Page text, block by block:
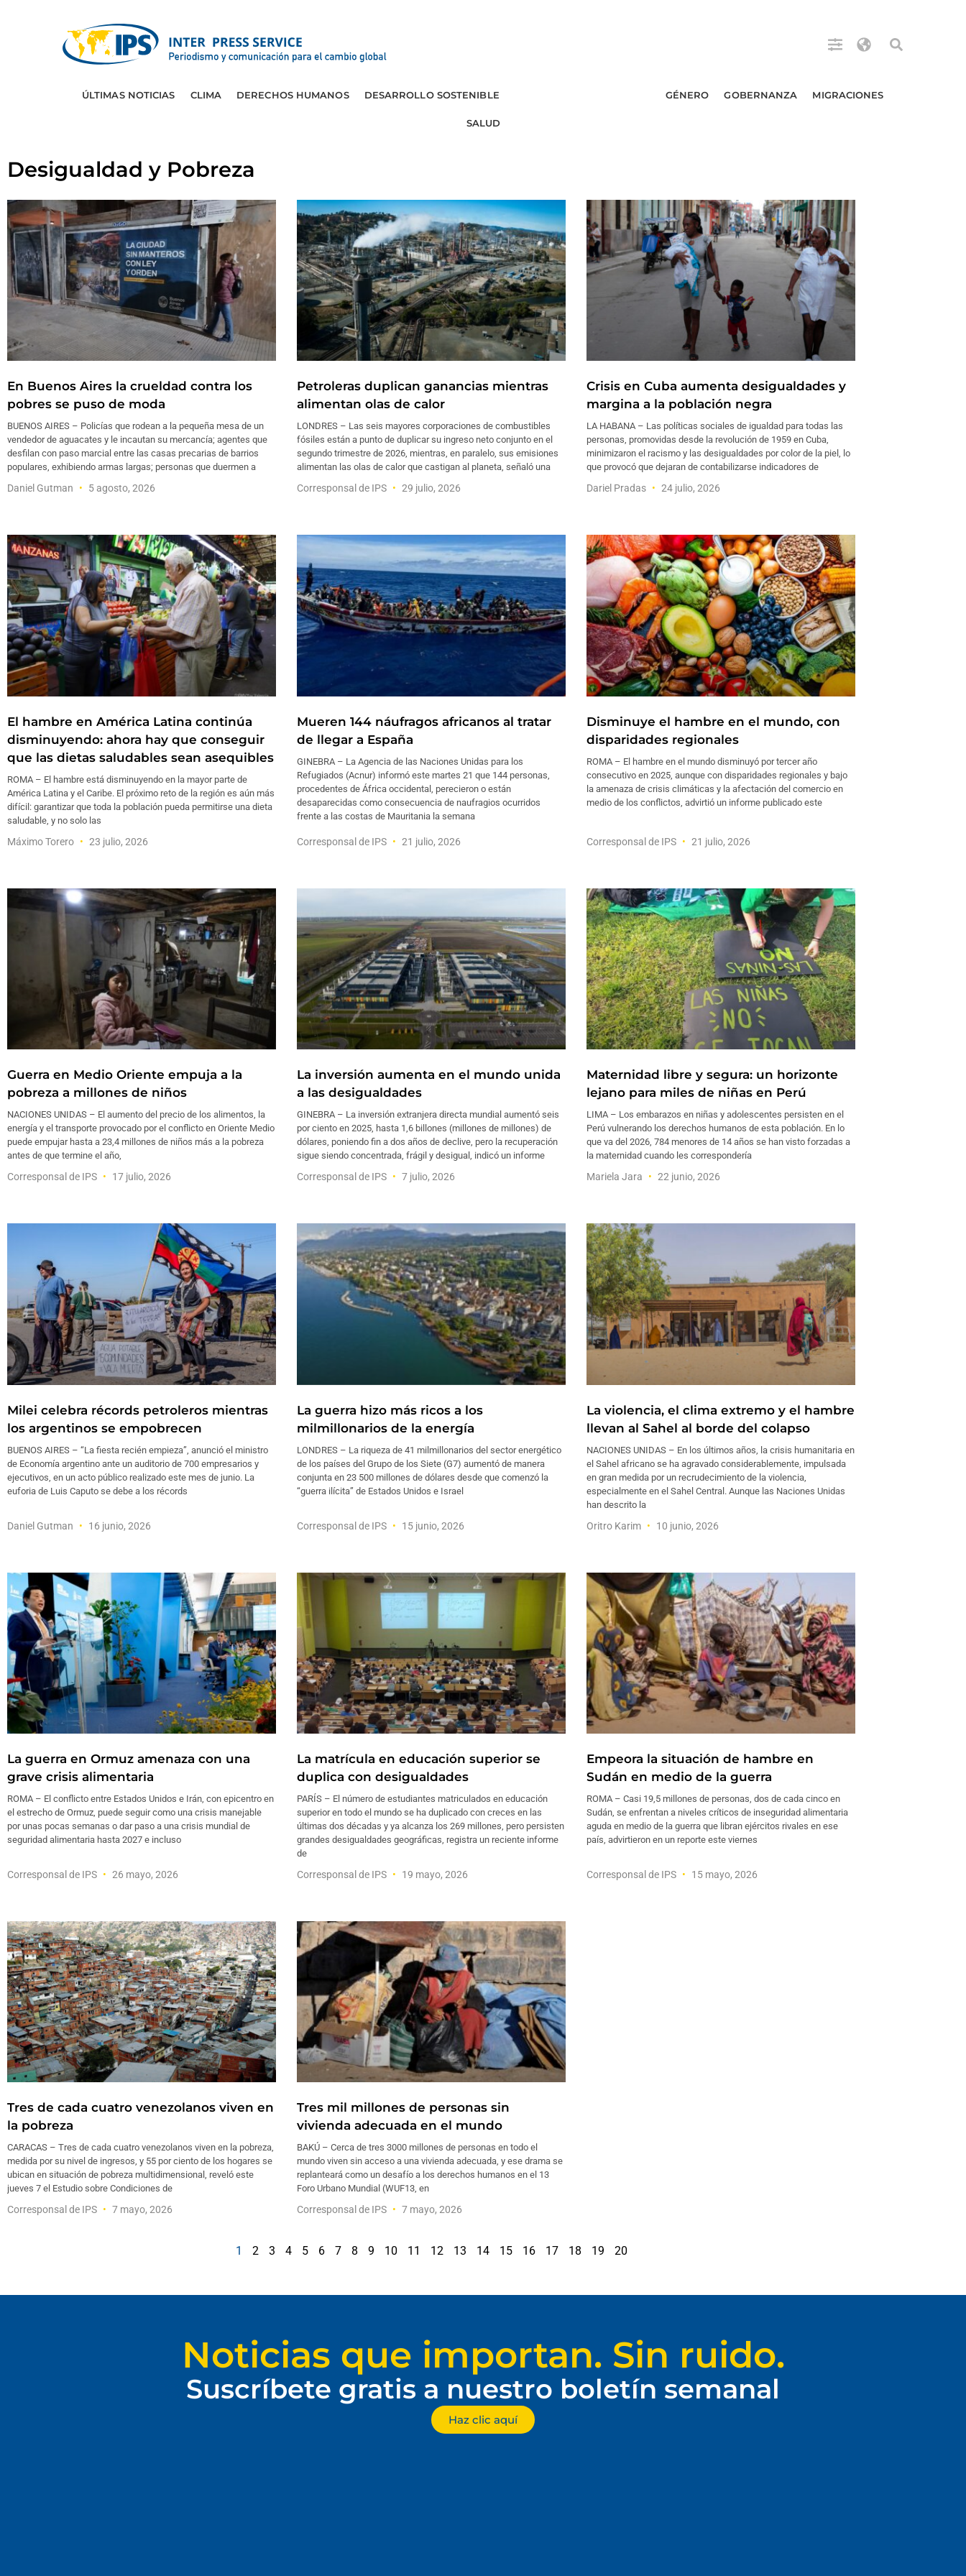
ÚLTIMAS NOTICIAS CLIMA DERECHOS HUMANOS DESARROLLO SOSTENIBLE GÉNERO GOBERNANZA MIGRACIONES
SALUD
Desigualdad y Pobreza
En Buenos Aires la crueldad contra los
pobres se puso de moda
BUENOS AIRES – Policías que rodean a la pequeña mesa de un
vendedor de aguacates y le incautan su mercancía; agentes que
desfilan con paso marcial entre las casas precarias de barrios
populares, exhibiendo armas largas; personas que duermen a
Daniel Gutman 5 agosto, 2026
Petroleras duplican ganancias mientras
alimentan olas de calor
LONDRES – Las seis mayores corporaciones de combustibles
fósiles están a punto de duplicar su ingreso neto conjunto en el
segundo trimestre de 2026, mientras, en paralelo, sus emisiones
alimentan las olas de calor que castigan al planeta, señaló una
Corresponsal de IPS 29 julio, 2026
Crisis en Cuba aumenta desigualdades y
margina a la población negra
LA HABANA – Las políticas sociales de igualdad para todas las
personas, promovidas desde la revolución de 1959 en Cuba,
minimizaron el racismo y las desigualdades por color de la piel, lo
que provocó que dejaran de contabilizarse indicadores de
Dariel Pradas 24 julio, 2026
El hambre en América Latina continúa
disminuyendo: ahora hay que conseguir
que las dietas saludables sean asequibles
ROMA – El hambre está disminuyendo en la mayor parte de
América Latina y el Caribe. El próximo reto de la región es aún más
difícil: garantizar que toda la población pueda permitirse una dieta
saludable, y no solo las
Máximo Torero 23 julio, 2026
Mueren 144 náufragos africanos al tratar
de llegar a España
GINEBRA – La Agencia de las Naciones Unidas para los
Refugiados (Acnur) informó este martes 21 que 144 personas,
procedentes de África occidental, perecieron o están
desaparecidas como consecuencia de naufragios ocurridos
frente a las costas de Mauritania la semana
Corresponsal de IPS 21 julio, 2026
Disminuye el hambre en el mundo, con
disparidades regionales
ROMA – El hambre en el mundo disminuyó por tercer año
consecutivo en 2025, aunque con disparidades regionales y bajo
la amenaza de crisis climáticas y la afectación del comercio en
medio de los conflictos, advirtió un informe publicado este
Corresponsal de IPS 21 julio, 2026
Guerra en Medio Oriente empuja a la
pobreza a millones de niños
NACIONES UNIDAS – El aumento del precio de los alimentos, la
energía y el transporte provocado por el conflicto en Oriente Medio
puede empujar hasta a 23,4 millones de niños más a la pobreza
antes de que termine el año,
Corresponsal de IPS 17 julio, 2026
La inversión aumenta en el mundo unida
a las desigualdades
GINEBRA – La inversión extranjera directa mundial aumentó seis
por ciento en 2025, hasta 1,6 billones (millones de millones) de
dólares, poniendo fin a dos años de declive, pero la recuperación
sigue siendo concentrada, frágil y desigual, indicó un informe
Corresponsal de IPS 7 julio, 2026
Maternidad libre y segura: un horizonte
lejano para miles de niñas en Perú
LIMA – Los embarazos en niñas y adolescentes persisten en el
Perú vulnerando los derechos humanos de esta población. En lo
que va del 2026, 784 menores de 14 años se han visto forzadas a
la maternidad cuando les correspondería
Mariela Jara 22 junio, 2026
Milei celebra récords petroleros mientras
los argentinos se empobrecen
BUENOS AIRES – “La fiesta recién empieza”, anunció el ministro
de Economía argentino ante un auditorio de 700 empresarios y
ejecutivos, en un acto público realizado este mes de junio. La
euforia de Luis Caputo se debe a los récords
Daniel Gutman 16 junio, 2026
La guerra hizo más ricos a los
milmillonarios de la energía
LONDRES – La riqueza de 41 milmillonarios del sector energético
de los países del Grupo de los Siete (G7) aumentó de manera
conjunta en 23 500 millones de dólares desde que comenzó la
“guerra ilícita” de Estados Unidos e Israel
Corresponsal de IPS 15 junio, 2026
La violencia, el clima extremo y el hambre
llevan al Sahel al borde del colapso
NACIONES UNIDAS – En los últimos años, la crisis humanitaria en
el Sahel africano se ha agravado considerablemente, impulsada
en gran medida por un recrudecimiento de la violencia,
especialmente en el Sahel Central. Aunque las Naciones Unidas
han descrito la
Oritro Karim 10 junio, 2026
La guerra en Ormuz amenaza con una
grave crisis alimentaria
ROMA – El conflicto entre Estados Unidos e Irán, con epicentro en
el estrecho de Ormuz, puede seguir como una crisis manejable
por unas pocas semanas o dar paso a una crisis mundial de
seguridad alimentaria hasta 2027 e incluso
Corresponsal de IPS 26 mayo, 2026
La matrícula en educación superior se
duplica con desigualdades
PARÍS – El número de estudiantes matriculados en educación
superior en todo el mundo se ha duplicado con creces en las
últimas dos décadas y ya alcanza los 269 millones, pero persisten
grandes desigualdades geográficas, registra un reciente informe
de
Corresponsal de IPS 19 mayo, 2026
Empeora la situación de hambre en
Sudán en medio de la guerra
ROMA – Casi 19,5 millones de personas, dos de cada cinco en
Sudán, se enfrentan a niveles críticos de inseguridad alimentaria
aguda en medio de la guerra que libran ejércitos rivales en ese
país, advirtieron en un reporte este viernes
Corresponsal de IPS 15 mayo, 2026
Tres de cada cuatro venezolanos viven en
la pobreza
CARACAS – Tres de cada cuatro venezolanos viven en la pobreza,
medida por su nivel de ingresos, y 55 por ciento de los hogares se
ubican en situación de pobreza multidimensional, reveló este
jueves 7 el Estudio sobre Condiciones de
Corresponsal de IPS 7 mayo, 2026
Tres mil millones de personas sin
vivienda adecuada en el mundo
BAKÚ – Cerca de tres 3000 millones de personas en todo el
mundo viven sin acceso a una vivienda adecuada, y ese drama se
replanteará como un desafío a los derechos humanos en el 13
Foro Urbano Mundial (WUF13, en
Corresponsal de IPS 7 mayo, 2026
1 2 3 4 5 6 7 8 9 10 11 12 13 14 15 16 17 18 19 20
Noticias que importan. Sin ruido.
Suscríbete gratis a nuestro boletín semanal
Haz clic aquí